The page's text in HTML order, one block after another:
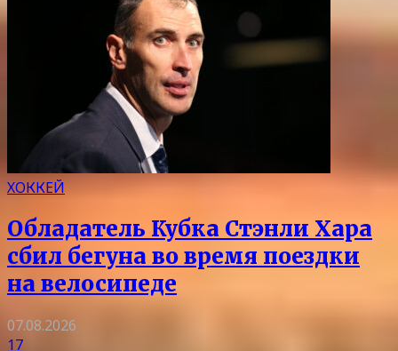
ХОККЕЙ
Обладатель Кубка Стэнли Хара
сбил бегуна во время поездки
на велосипеде
07.08.2026
17